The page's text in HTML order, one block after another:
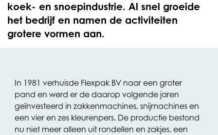
koek- en snoepindustrie. Al snel groeide
het bedrijf en namen de activiteiten
grotere vormen aan.
In 1981 verhuisde Flexpak BV naar een groter
pand en werd er de daarop volgende jaren
geïnvesteerd in zakkenmachines, snijmachines en
een vier en zes kleurenpers. De productie bestond
nu niet meer alleen uit rondellen en zakjes, een